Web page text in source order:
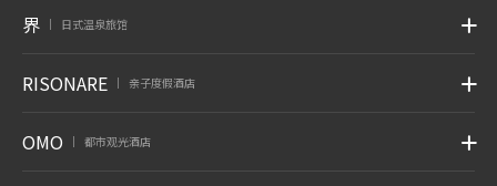
界 日式温泉旅馆
RISONARE 亲子度假酒店
OMO 都市观光酒店